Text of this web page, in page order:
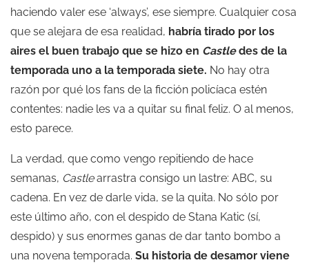
haciendo valer ese ‘always’, ese siempre. Cualquier cosa
que se alejara de esa realidad, habría tirado por los
aires el buen trabajo que se hizo en Castledes de la
temporada uno a la temporada siete. No hay otra
razón por qué los fans de la ficción policíaca estén
contentes: nadie les va a quitar su final feliz. O al menos,
esto parece.
La verdad, que como vengo repitiendo de hace
semanas, Castlearrastra consigo un lastre: ABC, su
cadena. En vez de darle vida, se la quita. No sólo por
este último año, con el despido de Stana Katic (sí,
despido) y sus enormes ganas de dar tanto bombo a
una novena temporada. Su historia de desamor viene